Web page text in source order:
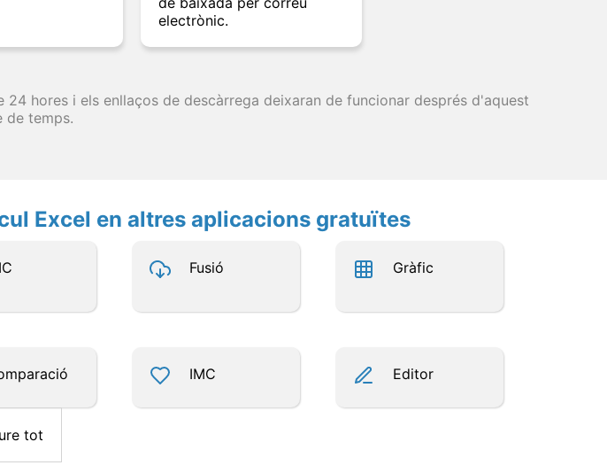
electrònic.
hores i els enllaços de descàrrega deixaran de funcionar després d'aquest
de temps.
Excel en altres aplicacions gratuïtes
Fusió Gràfic
IMC Editor
tot